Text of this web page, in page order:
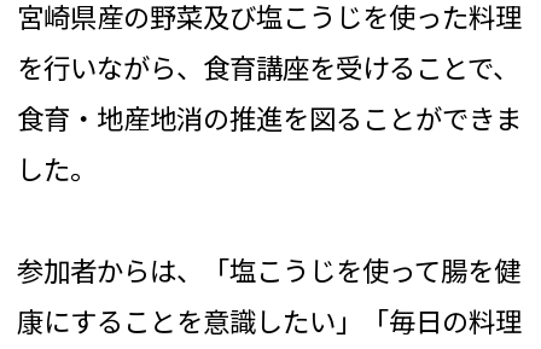
宮崎県産の野菜及び塩こうじを使った料理
を行いながら、食育講座を受けることで、
食育・地産地消の推進を図ることができま
した。
参加者からは、「塩こうじを使って腸を健
康にすることを意識したい」「毎日の料理